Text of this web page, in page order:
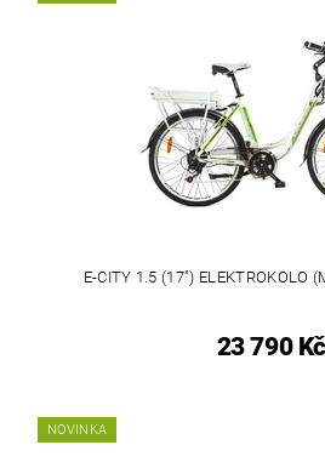
E-CITY 1.5 (17") ELEKTROKOLO
23 790 Kč
NOVINKA